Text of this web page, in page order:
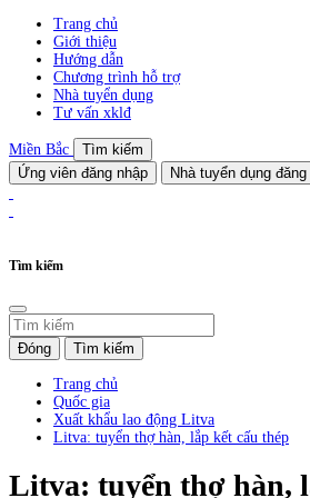
Trang chủ
Giới thiệu
Hướng dẫn
Chương trình hỗ trợ
Nhà tuyển dụng
Tư vấn xklđ
Miền Bắc
Tìm kiếm
Ứng viên đăng nhập
Nhà tuyển dụng
Tìm kiếm
Đóng Tìm kiếm
Trang chủ
Quốc gia
Xuất khẩu lao động Litva
Litva: tuyển thợ hàn, lắp kết cấu thép
Litva: tuyển thợ hàn,